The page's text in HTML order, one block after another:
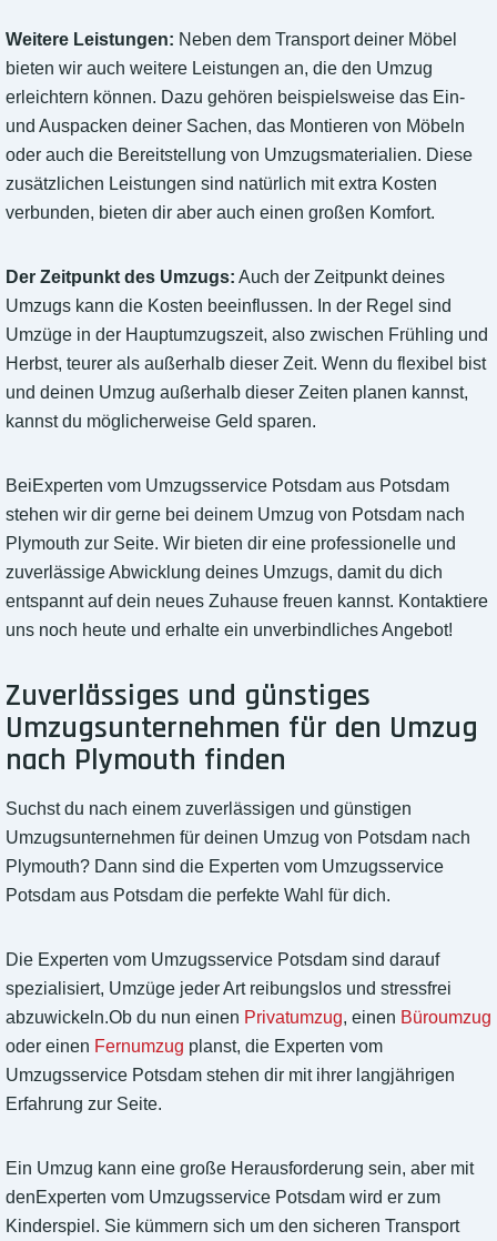
Weitere Leistungen: Neben dem Transport deiner Möbel
bieten wir auch weitere Leistungen an, die den Umzug
erleichtern können. Dazu gehören beispielsweise das Ein-
und Auspacken deiner Sachen, das Montieren von Möbeln
oder auch die Bereitstellung von Umzugsmaterialien. Diese
zusätzlichen Leistungen sind natürlich mit extra Kosten
verbunden, bieten dir aber auch einen großen Komfort.
Der Zeitpunkt des Umzugs: Auch der Zeitpunkt deines
Umzugs kann die Kosten beeinflussen. In der Regel sind
Umzüge in der Hauptumzugszeit, also zwischen Frühling und
Herbst, teurer als außerhalb dieser Zeit. Wenn du flexibel bist
und deinen Umzug außerhalb dieser Zeiten planen kannst,
kannst du möglicherweise Geld sparen.
BeiExperten vom Umzugsservice Potsdam aus Potsdam
stehen wir dir gerne bei deinem Umzug von Potsdam nach
Plymouth zur Seite. Wir bieten dir eine professionelle und
zuverlässige Abwicklung deines Umzugs, damit du dich
entspannt auf dein neues Zuhause freuen kannst. Kontaktiere
uns noch heute und erhalte ein unverbindliches Angebot!
Zuverlässiges und günstiges
Umzugsunternehmen für den Umzug
nach Plymouth finden
Suchst du nach einem zuverlässigen und günstigen
Umzugsunternehmen für deinen Umzug von Potsdam nach
Plymouth? Dann sind die Experten vom Umzugsservice
Potsdam aus Potsdam die perfekte Wahl für dich.
Die Experten vom Umzugsservice Potsdam sind darauf
spezialisiert, Umzüge jeder Art reibungslos und stressfrei
abzuwickeln.Ob du nun einen Privatumzug, einen Büroumzug
oder einen Fernumzug planst, die Experten vom
Umzugsservice Potsdam stehen dir mit ihrer langjährigen
Erfahrung zur Seite.
Ein Umzug kann eine große Herausforderung sein, aber mit
denExperten vom Umzugsservice Potsdam wird er zum
Kinderspiel. Sie kümmern sich um den sicheren Transport